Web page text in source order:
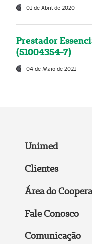
01 de Abril de 2020
Prestador
(51004354-7)
04 de Maio de 2021
Unimed
Clientes
Área do
Fale Conosco
Comunicação